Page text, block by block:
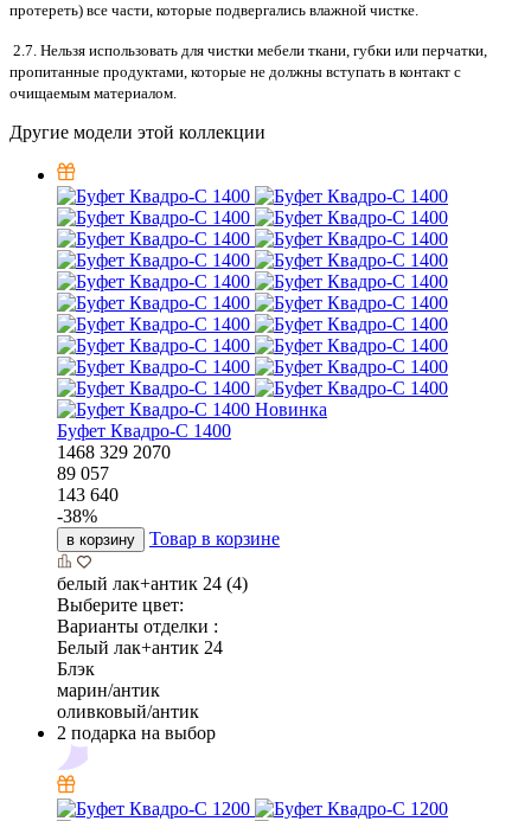
протереть) все части, которые подвергались влажной чистке.
2.7. Нельзя использовать для чистки мебели ткани, губки или перчатки,
пропитанные продуктами, которые не должны вступать в контакт с
очищаемым материалом.
Другие модели этой коллекции
Новинка
Буфет Квадро-С 1400
1468 329 2070
89 057
143 640
-38%
в корзину Товар в корзине
белый лак+антик 24 (4)
Выберите цвет:
Варианты отделки :
Белый лак+антик 24
Блэк
марин/антик
оливковый/антик
2 подарка на выбор